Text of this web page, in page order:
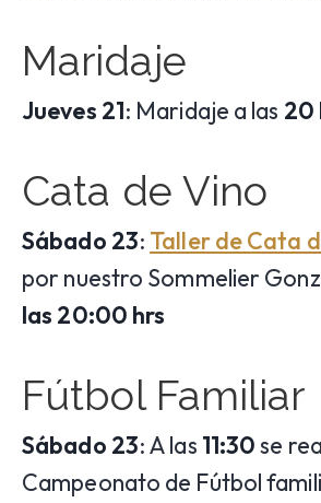
Maridaje
Jueves 21: Maridaje a las 20
Cata de Vino
Sábado 23: Taller de Cata
por nuestro Sommelier
las 20:00 hrs
Fútbol Familiar
Sábado 23: A las 11:30se
Campeonato de Fútbol